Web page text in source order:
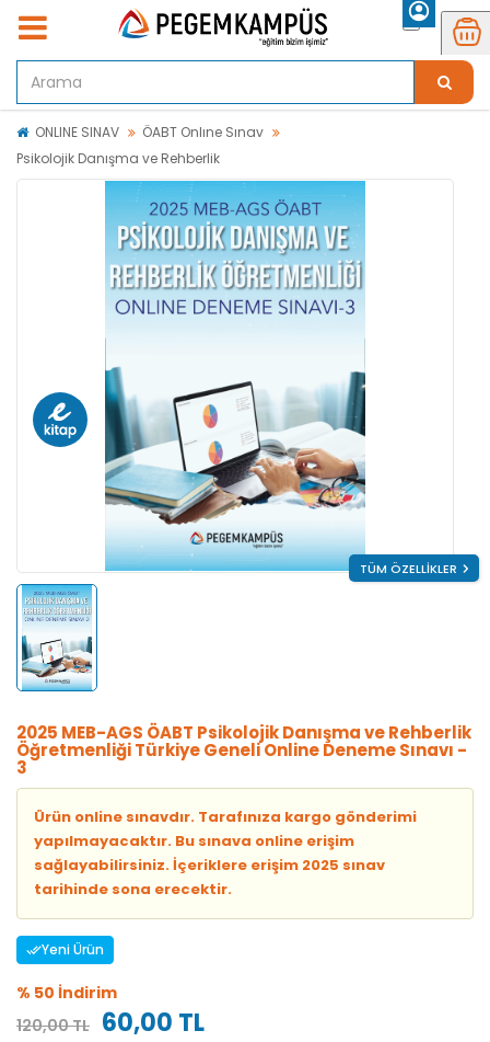
ONLINE SINAV
ÖABT Onlıne Sınav
Psikolojik Danışma ve Rehberlik
TÜM ÖZELLİKLER
2025 MEB-AGS ÖABT Psikolojik Danışma ve Rehberlik
Öğretmenliği Türkiye Geneli Online Deneme Sınavı -
3
Ürün online sınavdır. Tarafınıza kargo gönderimi
yapılmayacaktır. Bu sınava online erişim
sağlayabilirsiniz. İçeriklere erişim 2025 sınav
tarihinde sona erecektir.
Yeni Ürün
% 50 İndirim
120,00 TL 60,00 TL